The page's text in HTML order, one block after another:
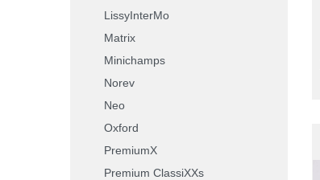
LissyInterMo
Matrix
Minichamps
Norev
Neo
Oxford
PremiumX
Premium ClassiXXs